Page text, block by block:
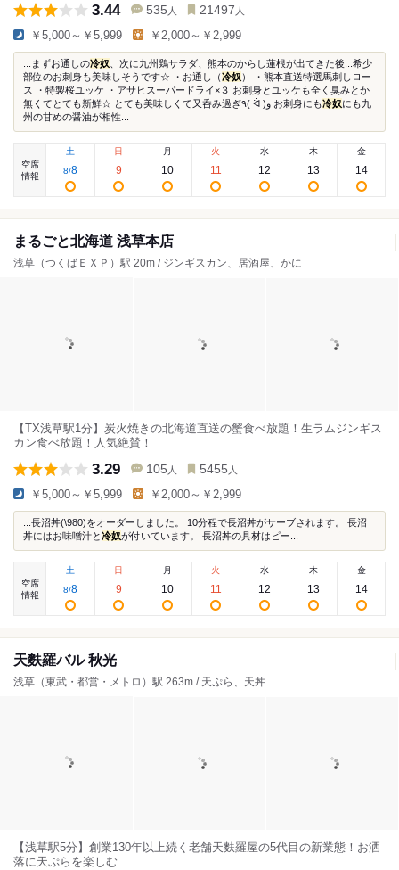
3.44 535 人 21497 人
￥5,000～￥5,999 ￥2,000～￥2,999
...まずお通しの冷奴 、次に九州鶏サラダ、熊本のからし蓮根が出てきた後...希少
部位のお刺身も美味しそうです☆ ・お通し（冷奴 ） ・熊本直送特選馬刺しロー
ス ・特製桜ユッケ ・アサヒスーパードライ×３ お刺身とユッケも全く臭みとか
無くてとても新鮮☆ とても美味しくて又呑み過ぎ٩( ᐛ )و お刺身にも冷奴にも九
州の甘めの醤油が相性...
空席
情報
土
8/8
日
9
月
10
火
11
水
12
木
13
金
14
まるごと北海道 浅草本店
浅草（つくばＥＸＰ）駅 20m / ジンギスカン、居酒屋、かに
【TX浅草駅1分】炭火焼きの北海道直送の蟹食べ放題！生ラムジンギス
カン食べ放題！人気絶賛！
3.29 105 人 5455 人
￥5,000～￥5,999 ￥2,000～￥2,999
...長沼丼(\980)をオーダーしました。 10分程で長沼丼がサーブされます。 長沼
丼にはお味噌汁と冷奴が付いています。 長沼丼の具材はピー...
空席
情報
土
8/8
日
9
月
10
火
11
水
12
木
13
金
14
天麩羅バル 秋光
浅草（東武・都営・メトロ）駅 263m / 天ぷら、天丼
【浅草駅5分】創業130年以上続く老舗天麩羅屋の5代目の新業態！お洒
落に天ぷらを楽しむ